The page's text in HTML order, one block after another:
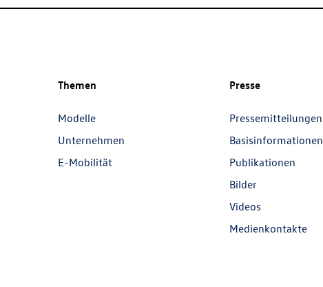
Themen
Modelle
Unternehmen
E-Mobilität
Presse
Pressemitteilungen
Basisinformationen
Publikationen
Bilder
Videos
Medienkontakte